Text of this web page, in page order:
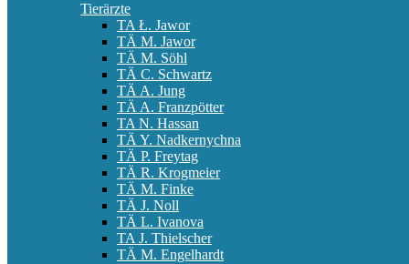
Tierärzte
TA Ł. Jawor
TÄ M. Jawor
TÄ M. Söhl
TÄ C. Schwartz
TÄ A. Jung
TÄ A. Franzpötter
TA N. Hassan
TÄ Y. Nadkernychna
TÄ P. Freytag
TÄ R. Krogmeier
TÄ M. Finke
TÄ J. Noll
TÄ L. Ivanova
TA J. Thielscher
TÄ M. Engelhardt